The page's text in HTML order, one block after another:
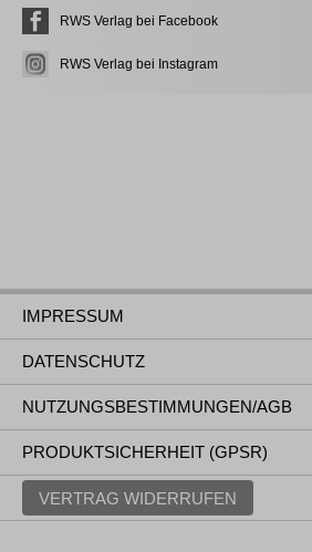
RWS Verlag bei Facebook
RWS Verlag bei Instagram
IMPRESSUM
DATENSCHUTZ
NUTZUNGSBESTIMMUNGEN/AGB
PRODUKTSICHERHEIT (GPSR)
VERTRAG WIDERRUFEN